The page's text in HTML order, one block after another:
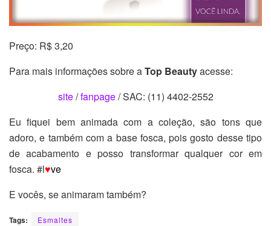
Preço: R$ 3,20
Para mais informações sobre aTop Beautyacesse:
site/fanpage/ SAC: (11) 4402-2552
Eu fiquei bem animada com a coleção, são tons que
adoro, e também com a base fosca, pois gosto desse tipo
de acabamento e posso transformar qualquer cor em
fosca. #l♥ve
E vocês, se animaram também?
Tags: Esmaltes